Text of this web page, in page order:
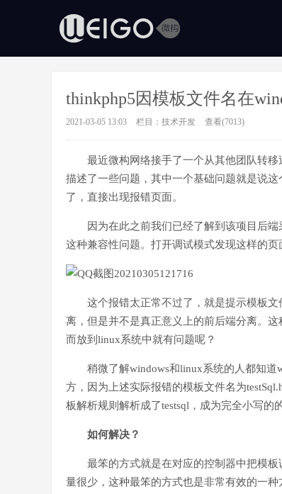
thinkphp5因模板文件名在
2021-03-05 13:03 栏目： 技术开发 查看(7013)
最近微构网络接手了一个从其他团队转
描述了一些问题，其中一个基础问题就是说
了，直接出现报错页面。
因为在此之前我们已经了解到该项目后
这种兼容性问题。打开调试模式发现这样的页
这个报错太正常不过了，就是提示模板
离，但是并不是真正意义上的前后端分离。
而放到linux系统中就有问题呢？
稍微了解windows和linux系统的人都知
方，因为上述实际报错的模板文件名为
板解析规则解析成了testsql，成为完全小写的
如何解决？
最笨的方式就是在对应的控制器中把模
量很少，这种最笨的方式也是非常有效的一